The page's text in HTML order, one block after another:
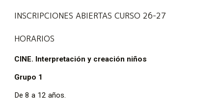
INSCRIPCIONES ABIERTAS CURSO 26-27
HORARIOS
CINE. Interpretación y creación niños
Grupo 1
De 8 a 12 años.